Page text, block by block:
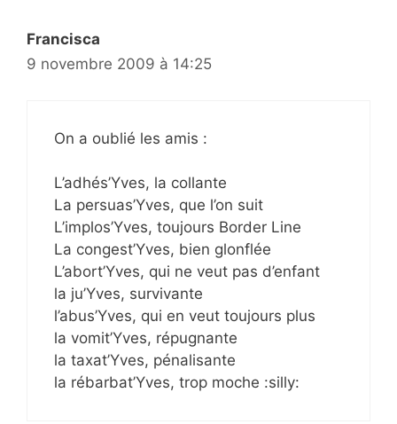
Francisca
9 novembre 2009 à 14:25
On a oublié les amis :
L’adhés’Yves, la collante
La persuas’Yves, que l’on suit
L’implos’Yves, toujours Border Line
La congest’Yves, bien glonflée
L’abort’Yves, qui ne veut pas d’enfant
la ju’Yves, survivante
l’abus’Yves, qui en veut toujours plus
la vomit’Yves, répugnante
la taxat’Yves, pénalisante
la rébarbat’Yves, trop moche :silly: